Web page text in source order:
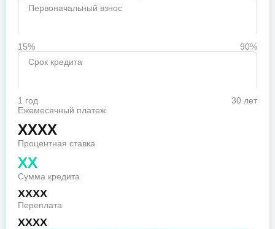
Первоначальный взнос
15%
90%
Срок кредита
1 год
30 лет
Ежемесячный платеж
XXXX
Процентная ставка
XX
Сумма кредита
XXXX
Переплата
XXXX